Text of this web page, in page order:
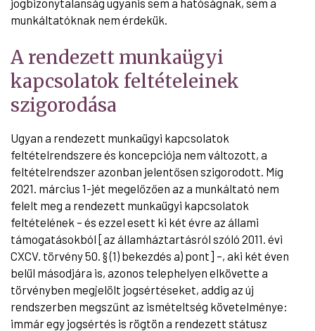
munkáltatóknak nem érdekük.
A rendezett munkaügyi
kapcsolatok feltételeinek
szigorodása
Ugyan a rendezett munkaügyi kapcsolatok
feltételrendszere és koncepciója nem változott, a
feltételrendszer azonban jelentősen szigorodott. Míg
2021. március 1-jét megelőzően az a munkáltató nem
felelt meg a rendezett munkaügyi kapcsolatok
feltételének – és ezzel esett ki két évre az állami
támogatásokból [az államháztartásról szóló 2011. évi
CXCV. törvény 50. § (1) bekezdés a) pont] –, aki két éven
belül másodjára is, azonos telephelyen elkövette a
törvényben megjelölt jogsértéseket, addig az új
rendszerben megszűnt az ismételtség követelménye:
immár egy jogsértés is rögtön a rendezett státusz